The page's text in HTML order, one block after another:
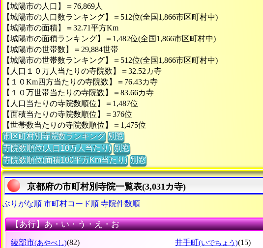
【城陽市の人口】＝76,869人
【城陽市の人口数ランキング】＝512位(全国1,866市区町村中)
【城陽市の面積】＝32.71平方Km
【城陽市の面積ランキング】＝1,482位(全国1,866市区町村中)
【城陽市の世帯数】＝29,884世帯
【城陽市の世帯数ランキング】＝512位(全国1,866市区町村中)
【人口１０万人当たりの寺院数】＝32.52カ寺
【１０Km四方当たりの寺院数】＝76.43カ寺
【１０万世帯当たりの寺院数】＝83.66カ寺
【人口当たりの寺院数順位】＝1,487位
【面積当たりの寺院数順位】＝376位
【世帯数当たりの寺院数順位】＝1,475位
市区町村別寺院数ランキング 別窓
寺院数順位(人口10万人当たり) 別窓
寺院数順位(面積100平方Km当たり) 別窓
京都府の市町村別寺院一覧表(3,031カ寺)
ぶりがな順 市町村コード順 寺院件数順
【あ行】あ・い・う・え・お
綾部市(あやべし)(82) 井手町(いでちょう)(15)